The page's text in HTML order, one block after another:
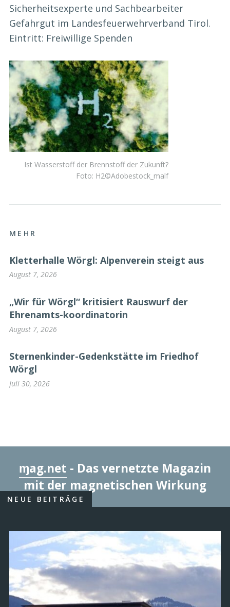
Sicherheitsexperte und Sachbearbeiter
Gefahrgut im Landesfeuerwehrverband Tirol.
Eintritt: Freiwillige Spenden
Ist Wasserstoff der Brennstoff der Zukunft?
Foto: H2©Adobestock_malf
MEHR
Kletterhalle Wörgl: Alpenverein steigt aus
August 7, 2026
„Wir für Wörgl“ kritisiert Rauswurf der
Ehrenamts-koordinatorin
August 7, 2026
Sternenkinder-Gedenkstätte im Friedhof
Wörgl
Juli 30, 2026
ɱag.net - Das vernetzte Magazin
mit der magnetischen Wirkung
NEUE BEITRÄGE